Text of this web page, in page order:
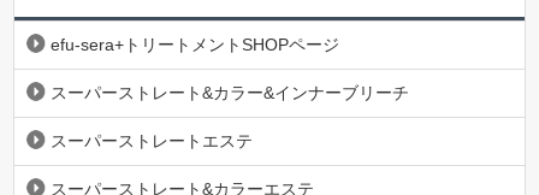
efu-sera+トリートメントSHOPページ
スーパーストレート&カラー&インナーブリーチ
スーパーストレートエステ
スーパーストレート&カラーエステ